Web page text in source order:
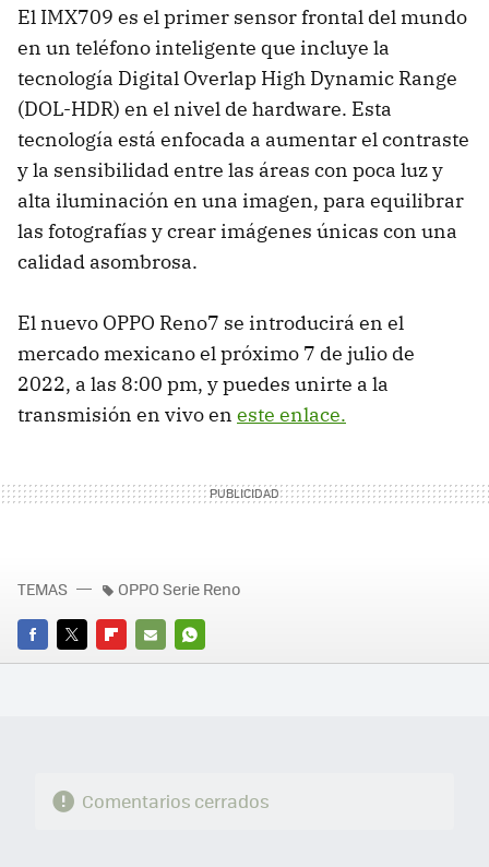
El IMX709 es el primer sensor frontal del mundo
en un teléfono inteligente que incluye la
tecnología Digital Overlap High Dynamic Range
(DOL-HDR) en el nivel de hardware. Esta
tecnología está enfocada a aumentar el contraste
y la sensibilidad entre las áreas con poca luz y
alta iluminación en una imagen, para equilibrar
las fotografías y crear imágenes únicas con una
calidad asombrosa.
El nuevo OPPO Reno7 se introducirá en el
mercado mexicano el próximo 7 de julio de
2022, a las 8:00 pm, y puedes unirte a la
transmisión en vivo en este enlace.
FACEBOOK
TWITTERFLIPBOARD
E-
WHATSAPP
TEMAS OPPO Serie Reno
Comentarios cerrados